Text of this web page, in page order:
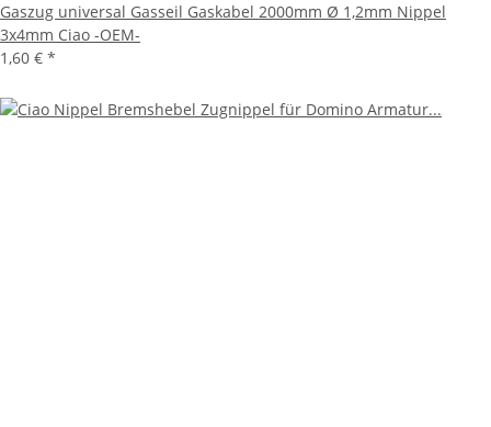
Gaszug universal Gasseil Gaskabel 2000mm Ø 1,2mm Nippel
3x4mm Ciao -OEM-
1,60 € *